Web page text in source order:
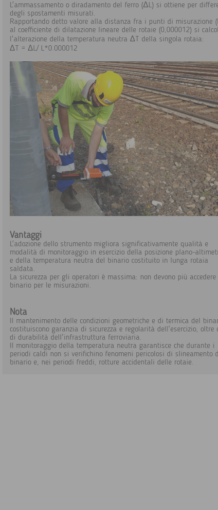
L'ammassamento o diradamento del ferro (ΔL) si ottiene per
degli spostamenti misurati.
Rapportando detto valore alla distanza fra i punti di misurazione
al coefficiente di dilatazione lineare delle rotaie (0,000012) si
l'alterazione della temperatura neutra ΔT della singola rotaia:
ΔT = ΔL/ L*0.000012
Vantaggi
L'adozione dello strumento migliora significativamente qualità e
modalità di monitoraggio in esercizio della posizione plano-
e della temperatura neutra del binario costituito in lunga rotaia
saldata.
La sicurezza per gli operatori è massima: non devono più
binario per le misurazioni.
Nota
Il mantenimento delle condizioni geometriche e di termica del
costituiscono garanzia di sicurezza e regolarità dell'esercizio, oltre
di durabilità dell'infrastruttura ferroviaria.
Il monitoraggio della temperatura neutra garantisce che durante i
periodi caldi non si verifichino fenomeni pericolosi di slineamento
binario e, nei periodi freddi, rotture accidentali delle rotaie.